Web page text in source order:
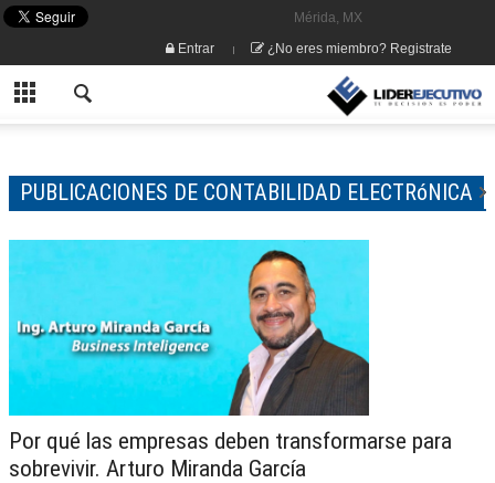
Mérida, MX
Entrar
¿No eres miembro? Registrate
PUBLICACIONES DE CONTABILIDAD ELECTRóNICA
Por qué las empresas deben transformarse para
sobrevivir. Arturo Miranda García